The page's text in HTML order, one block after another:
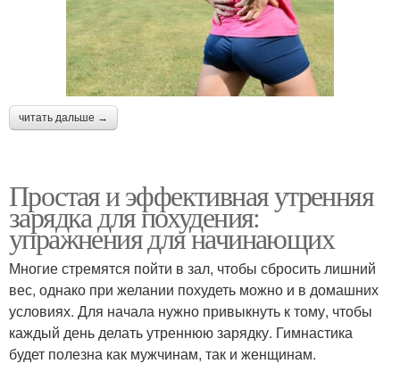
читать дальше →
Простая и эффективная утренняя
зарядка для похудения:
упражнения для начинающих
Многие стремятся пойти в зал, чтобы сбросить лишний
вес, однако при желании похудеть можно и в домашних
условиях. Для начала нужно привыкнуть к тому, чтобы
каждый день делать утреннюю зарядку. Гимнастика
будет полезна как мужчинам, так и женщинам.